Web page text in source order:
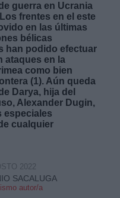
guerra en Ucrania
frentes en el este
en las últimas
bélicas
han podido efectuar
ataques en la
como bien
(1). Aún queda
Darya, hija del
Alexander Dugin,
especiales
cualquier
SACALUGA
autor/a
2022